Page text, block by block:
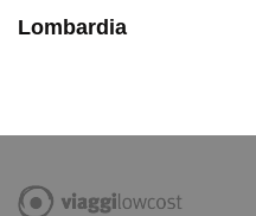
Lombardia